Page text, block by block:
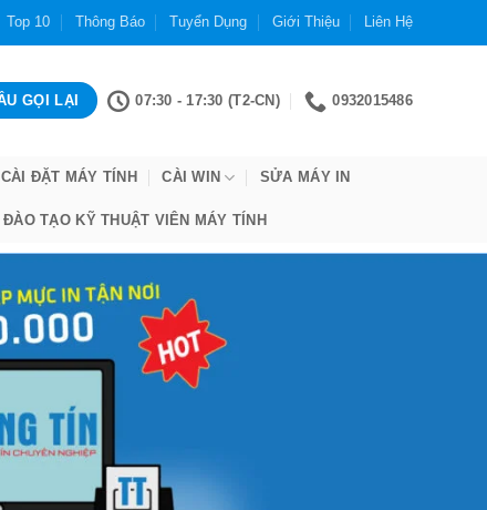
Top 10 Thông Báo Tuyển Dụng Giới Thiệu Liên Hệ
07:30 - 17:30 (T2-CN) 0932015486
CÀI ĐẶT MÁY TÍNH CÀI WIN SỬA MÁY IN
ĐÀO TẠO KỸ THUẬT VIÊN MÁY TÍNH